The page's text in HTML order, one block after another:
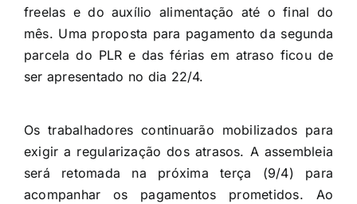
freelas e do auxílio alimentação até o final do
mês. Uma proposta para pagamento da segunda
parcela do PLR e das férias em atraso ficou de
ser apresentado no dia 22/4.
Os trabalhadores continuarão mobilizados para
exigir a regularização dos atrasos. A assembleia
será retomada na próxima terça (9/4) para
acompanhar os pagamentos prometidos. Ao